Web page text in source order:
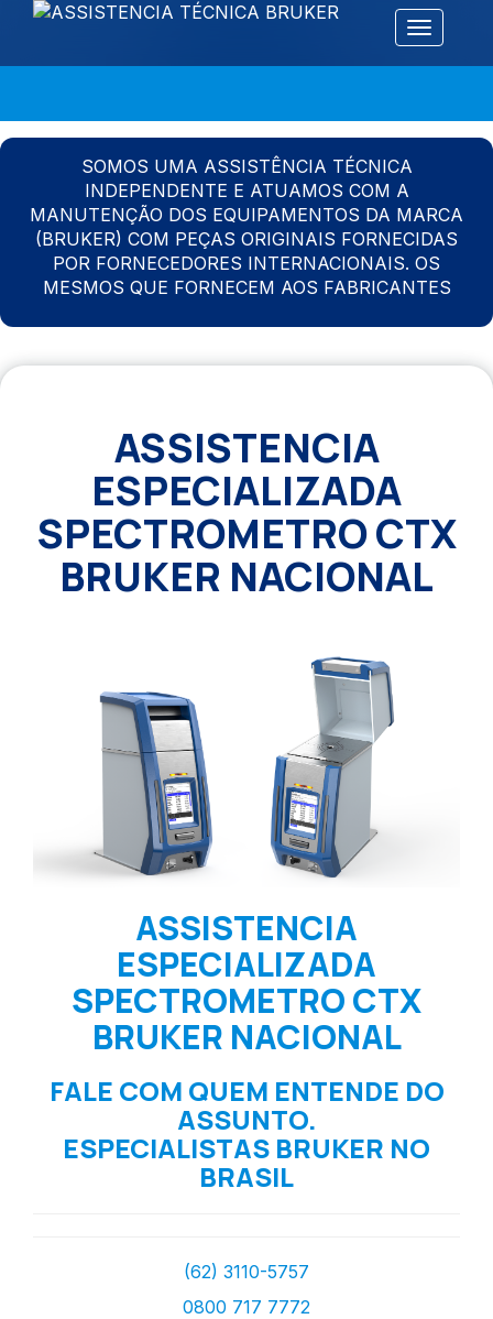
Alternar
SOMOS UMA ASSISTÊNCIA TÉCNICA
INDEPENDENTE E ATUAMOS COM A
MANUTENÇÃO DOS EQUIPAMENTOS DA MARCA
(BRUKER) COM PEÇAS ORIGINAIS FORNECIDAS
POR FORNECEDORES INTERNACIONAIS. OS
MESMOS QUE FORNECEM AOS FABRICANTES
ASSISTENCIA
ESPECIALIZADA
SPECTROMETRO CTX
BRUKER NACIONAL
ASSISTENCIA
ESPECIALIZADA
SPECTROMETRO CTX
BRUKER NACIONAL
FALE COM QUEM ENTENDE DO
ASSUNTO.
ESPECIALISTAS BRUKER NO
BRASIL
(62) 3110-5757
0800 717 7772